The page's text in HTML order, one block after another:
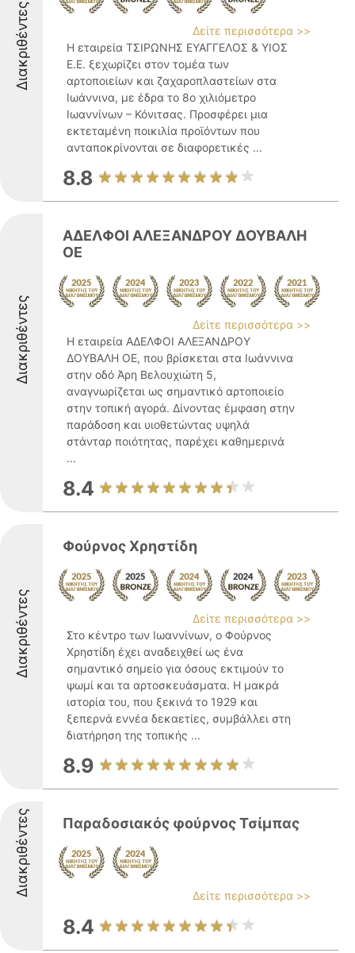
Διακριθέντες
Δείτε περισσότερα >>
Η εταιρεία ΤΣΙΡΩΝΗΣ ΕΥΑΓΓΕΛΟΣ & ΥΙΟΣ
Ε.Ε. ξεχωρίζει στον τομέα των
αρτοποιείων και ζαχαροπλαστείων στα
Ιωάννινα, με έδρα το 8ο χιλιόμετρο
Ιωαννίνων – Κόνιτσας. Προσφέρει μια
εκτεταμένη ποικιλία προϊόντων που
ανταποκρίνονται σε διαφορετικές ...
8.8
Διακριθέντες
ΑΔΕΛΦΟΙ ΑΛΕΞΑΝΔΡΟΥ ΔΟΥΒΑΛΗ
ΟΕ
Δείτε περισσότερα >>
Η εταιρεία ΑΔΕΛΦΟΙ ΑΛΕΞΑΝΔΡΟΥ
ΔΟΥΒΑΛΗ ΟΕ, που βρίσκεται στα Ιωάννινα
στην οδό Άρη Βελουχιώτη 5,
αναγνωρίζεται ως σημαντικό αρτοποιείο
στην τοπική αγορά. Δίνοντας έμφαση στην
παράδοση και υιοθετώντας υψηλά
στάνταρ ποιότητας, παρέχει καθημερινά
...
8.4
Διακριθέντες
Φούρνος Χρηστίδη
Δείτε περισσότερα >>
Στο κέντρο των Ιωαννίνων, ο Φούρνος
Χρηστίδη έχει αναδειχθεί ως ένα
σημαντικό σημείο για όσους εκτιμούν το
ψωμί και τα αρτοσκευάσματα. Η μακρά
ιστορία του, που ξεκινά το 1929 και
ξεπερνά εννέα δεκαετίες, συμβάλλει στη
διατήρηση της τοπικής ...
8.9
Διακριθέντες Παραδοσιακός φούρνος Τσίμπας
Δείτε περισσότερα >>
8.4